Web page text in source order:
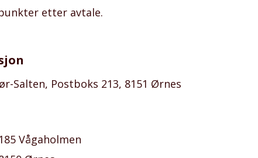
etter avtale.
Salten, Postboks 213, 8151 Ørnes
Vågaholmen